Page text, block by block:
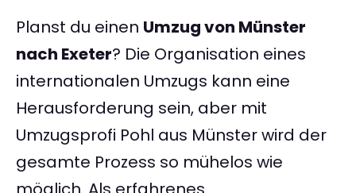
Planst du einen Umzug von Münster
nach Exeter? Die Organisation eines
internationalen Umzugs kann eine
Herausforderung sein, aber mit
Umzugsprofi Pohl aus Münster wird der
gesamte Prozess so mühelos wie